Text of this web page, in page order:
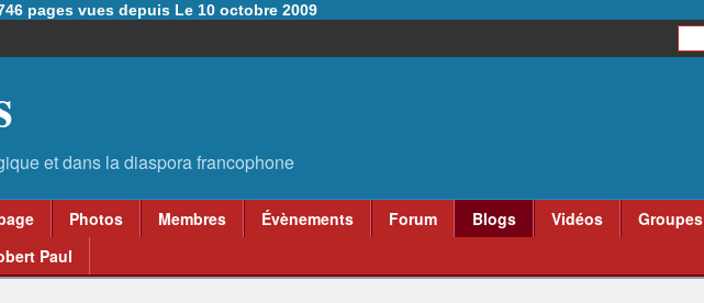
pages vues depuis Le 10 octobre 2009
Photos Membres Évènements Forum Blogs Vidéos
Groupes
Paul